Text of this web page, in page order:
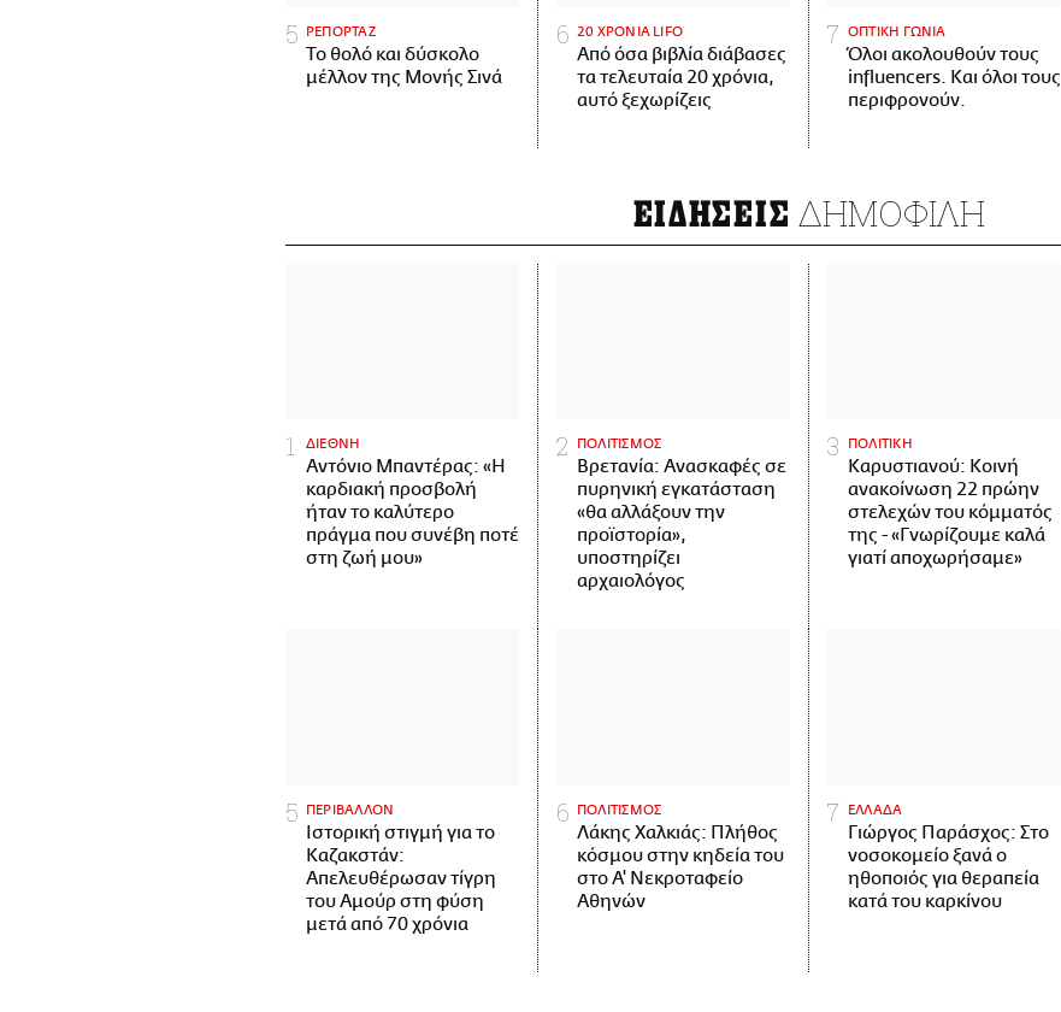
ΡΕΠΟΡΤΑΖ
Το θολό και δύσκολο
μέλλον της Μονής Σινά
20 ΧΡΟΝΙΑ LIFO
Από όσα βιβλία διάβασες
τα τελευταία 20 χρόνια,
αυτό ξεχωρίζεις
ΟΠΤΙΚΗ ΓΩΝΙΑ
Όλοι ακολουθούν τους
influencers. Και όλοι τους
περιφρονούν.
ΕΙΔΗΣΕΙΣ ΔΗΜΟΦΙΛΗ
ΔΙΕΘΝΗ
Αντόνιο Μπαντέρας: «Η
καρδιακή προσβολή
ήταν το καλύτερο
πράγμα που συνέβη ποτέ
στη ζωή μου»
ΠΟΛΙΤΙΣΜΟΣ
Βρετανία: Ανασκαφές σε
πυρηνική εγκατάσταση
«θα αλλάξουν την
προϊστορία»,
υποστηρίζει
αρχαιολόγος
ΠΟΛΙΤΙΚΗ
Καρυστιανού: Κοινή
ανακοίνωση 22 πρώην
στελεχών του κόμματός
της - «Γνωρίζουμε καλά
γιατί αποχωρήσαμε»
ΠΕΡΙΒΑΛΛΟΝ
Ιστορική στιγμή για το
Καζακστάν:
Απελευθέρωσαν τίγρη
του Αμούρ στη φύση
μετά από 70 χρόνια
ΠΟΛΙΤΙΣΜΟΣ
Λάκης Χαλκιάς: Πλήθος
κόσμου στην κηδεία του
στο Α' Νεκροταφείο
Αθηνών
ΕΛΛΑΔΑ
Γιώργος Παράσχος: Στο
νοσοκομείο ξανά ο
ηθοποιός για θεραπεία
κατά του καρκίνου